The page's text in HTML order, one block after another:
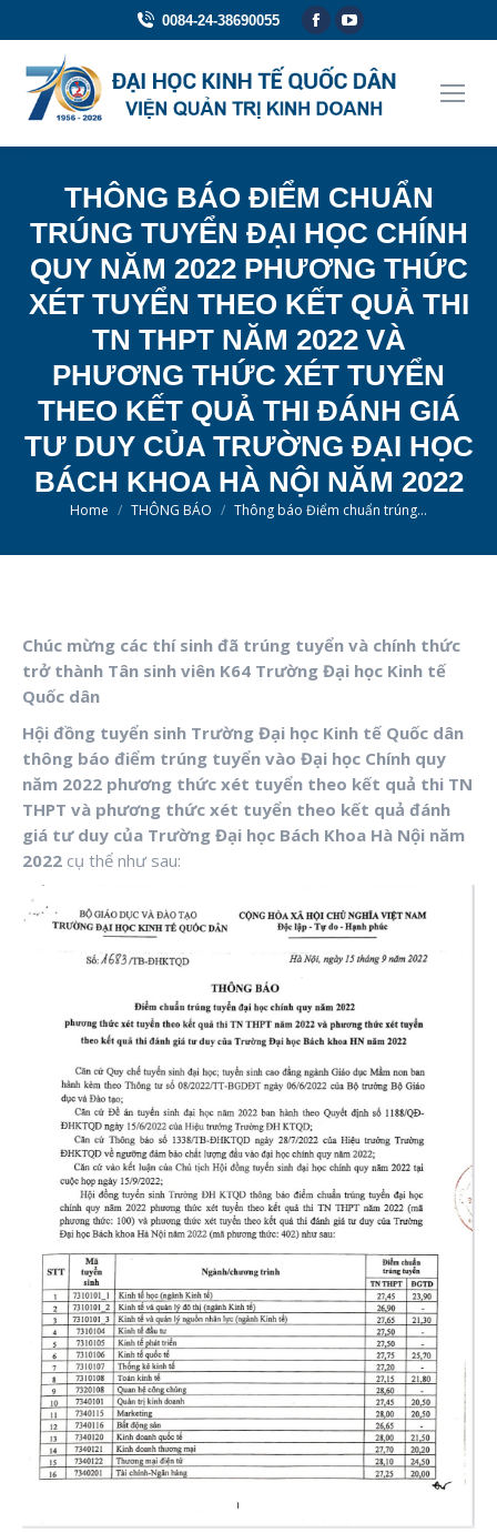
0084-24-38690055
Facebook
opens
in
YouTube
opens
in
THÔNG BÁO ĐIỂM CHUẨN
TRÚNG TUYỂN ĐẠI HỌC CHÍNH
QUY NĂM 2022 PHƯƠNG THỨC
XÉT TUYỂN THEO KẾT QUẢ THI
TN THPT NĂM 2022 VÀ
PHƯƠNG THỨC XÉT TUYỂN
THEO KẾT QUẢ THI ĐÁNH GIÁ
TƯ DUY CỦA TRƯỜNG ĐẠI HỌC
BÁCH KHOA HÀ NỘI NĂM 2022
You are here:
Home THÔNG BÁO Thông báo Điểm chuẩn trúng…
Chúc mừng các thí sinh đã trúng tuyển và chính thức
trở thành Tân sinh viên K64 Trường Đại học Kinh tế
Quốc dân
Hội đồng tuyển sinh Trường Đại học Kinh tế Quốc dân
thông báo điểm trúng tuyển vào Đại học Chính quy
năm 2022 phương thức xét tuyển theo kết quả thi TN
THPT và phương thức xét tuyển theo kết quả đánh
giá tư duy của Trường Đại học Bách Khoa Hà Nội năm
2022 cụ thể như sau: